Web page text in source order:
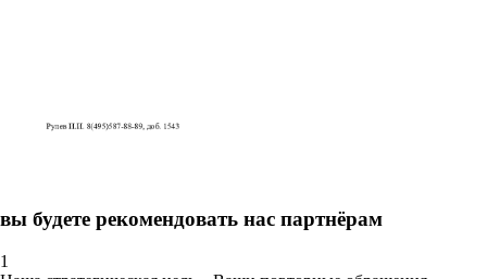
вы будете рекомендовать нас партнёрам
1